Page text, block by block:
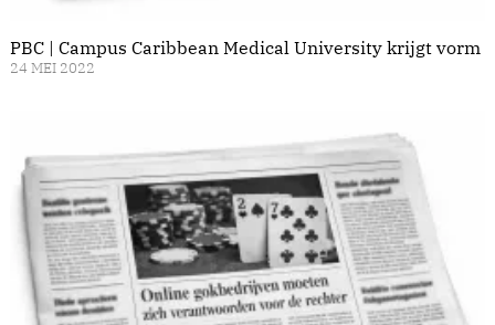
PBC | Campus Caribbean Medical University krijgt vorm
24 MEI 2022